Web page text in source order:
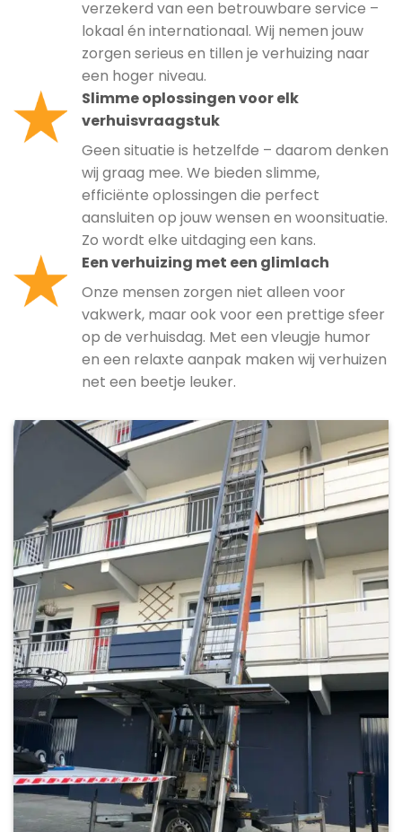
verzekerd van een betrouwbare service –
lokaal én internationaal. Wij nemen jouw
zorgen serieus en tillen je verhuizing naar
een hoger niveau.
Slimme oplossingen voor elk
verhuisvraagstuk
Geen situatie is hetzelfde – daarom denken
wij graag mee. We bieden slimme,
efficiënte oplossingen die perfect
aansluiten op jouw wensen en woonsituatie.
Zo wordt elke uitdaging een kans.
Een verhuizing met een glimlach
Onze mensen zorgen niet alleen voor
vakwerk, maar ook voor een prettige sfeer
op de verhuisdag. Met een vleugje humor
en een relaxte aanpak maken wij verhuizen
net een beetje leuker.